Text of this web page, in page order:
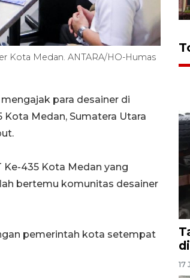
Kota Medan. ANTARA/HO-Humas
para desainer di
Kota Medan, Sumatera Utara
435 Kota Medan yang
bertemu komunitas desainer
pemerintah kota setempat
17